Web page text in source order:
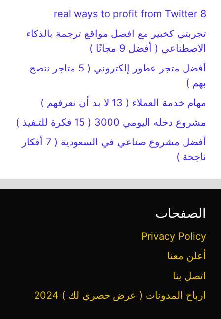
8 real ways to profit from Twitter
تجربتي كخبير مع افضل مواقع ترجمة بالذكاء
الاصطناعي ( أفضل 9 مجانًا )
أفضل متجر عطور إلكتروني ( 5 متاجر ننصح
بهم )
مهام خدمة العملاء ( 13 لا بد أن تعرفهم )
مشروع دخله اليومي 3000 ( 15 فكرة للتنفيذ )
أفضل مشروع صناعي في السعودية ( 7 أفكار
ناجحة )
الصفحات
Privacy Policy
أعلن معنا
اتصل بنا
ارباح المدونات ( عرض حصري لك ) 2024